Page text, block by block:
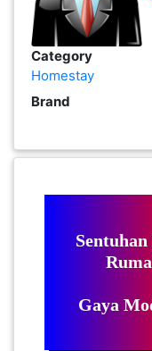
Category
Homestay
Brand
Gaya
SERVIS(17)
HARTA
SELECT NEGERI